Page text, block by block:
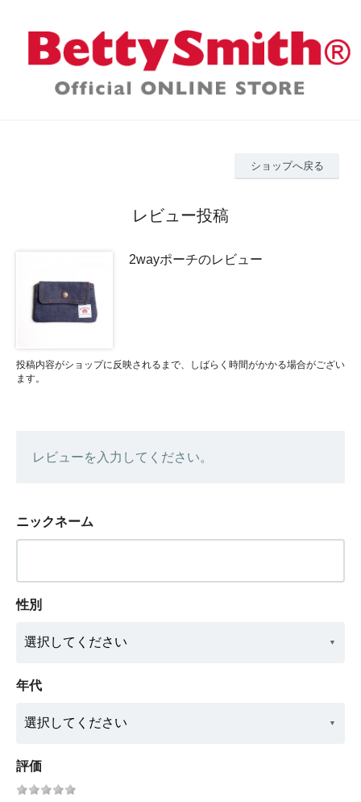
ショップへ戻る
レビュー投稿
2wayポーチのレビュー
投稿内容がショップに反映されるまで、しばらく時間がかかる場合がござい
ます。
レビューを入力してください。
ニックネーム
性別
年代
評価